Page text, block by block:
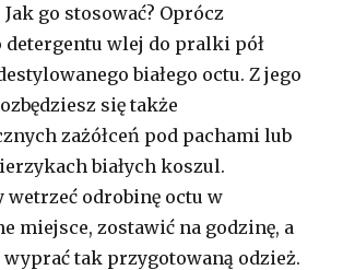
go stosować? Oprócz
detergentu wlej do pralki pół
białego octu. Z jego
się także
zażółceń pod pachami lub
białych koszul.
wetrzeć odrobinę octu w
miejsce, zostawić na godzinę, a
wyprać tak przygotowaną odzież.